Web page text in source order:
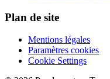
Plan de site
Mentions légales
Paramètres cookies
Cookie Settings